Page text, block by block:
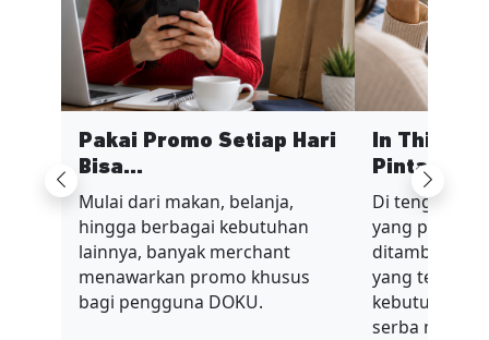
Previous
Pakai Promo Setiap Hari
Bisa...
Mulai dari makan, belanja,
hingga berbagai kebutuhan
lainnya, banyak merchant
menawarkan promo khusus
bagi pengguna DOKU.
In This
Pinta...
Di tengah
yang penuh
ditambah
yang terus
kebutuhan
serba mahal.
Next